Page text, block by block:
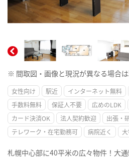
※ 間取図・画像と現況が異なる場合は
女性向け 駅近 インターネット無料
手数料無料
保証人不要 広めのLDK
カード決済OK
法人契約歓迎 出張・
テレワーク・在宅勤務可
病院近く 大
札幌中心部に40平米の広々物件！大